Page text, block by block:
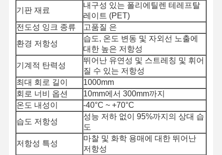
기판 재료
내구성 있는 폴리에틸렌 테레프탈
레이트 (PET)
전도성 잉크 종류
고품질 은
환경 저항성
습도, 온도 변동 및 자외선 노출에
대한 높은 저항성
기계적 탄력성
뛰어난 유연성 및 스트레칭 및 휘어
질 수 있는 저항성
최대 회로 길이
1000mm
회로 너비 옵션
10mm에서 300mm까지
온도 내성이
-40°C ~ +70°C
습도 저항성
성능 저하 없이 95%까지의 상대 습
도
저항성 특성
마찰 및 화학 용매에 대한 뛰어난
저항성